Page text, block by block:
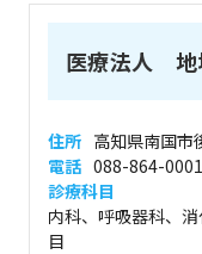
医療法人
住所 高知県南国市
電話 088-864-0001
診療科目
内科、呼吸器科、
目